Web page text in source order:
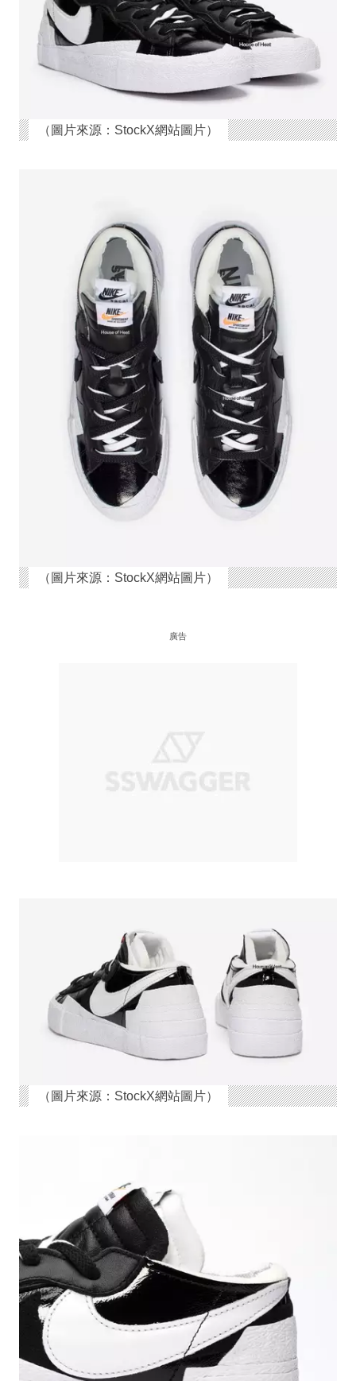
（圖片來源：StockX網站圖片）
（圖片來源：StockX網站圖片）
廣告
（圖片來源：StockX網站圖片）